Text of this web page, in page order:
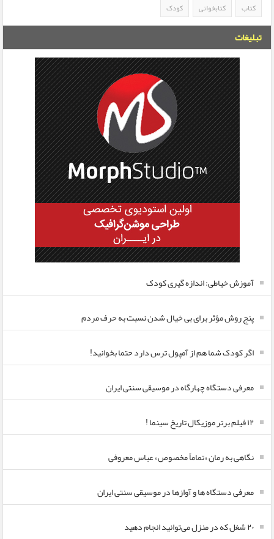
کتاب
کتابخوانی کودک
تبلیغات
آموزش خیاطی: اندازه گیری کودک
پنج روش مؤثر برای بی خیال شدن نسبت به حرف مردم
اگر کودک شما هم از آمپول ترس دارد حتما بخوانید!
معرفی دستگاه چهارگاه در موسیقی سنتی ایران
۱۲ فیلم برتر موزیکال تاریخ سینما !
نگاهی به رمان «تماماً مخصوص» عباس معروفی
معرفی دستگاه ها و آوازها در موسیقی سنتی ایران
۲۰ شغل که در منزل می‌توانید انجام دهید